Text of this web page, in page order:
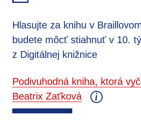
Hlasujte za knihu v
budete môcť stiahnuť v 10.
z Digitálnej knižnice
Podivuhodná kniha, ktorá
Beatrix Zaťková